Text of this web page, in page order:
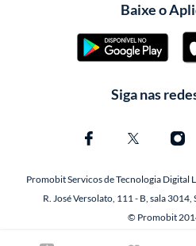
Baixe o
Siga nas
Promobit Servicos de Tecnologia Digital
R. José Versolato, 111 - B, sala
© Promobit